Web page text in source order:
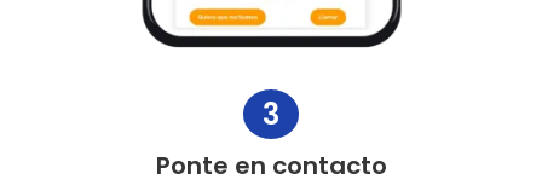
3
Ponte en contacto